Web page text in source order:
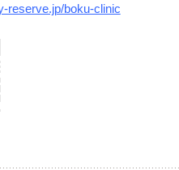
reserve.jp/boku-clinic